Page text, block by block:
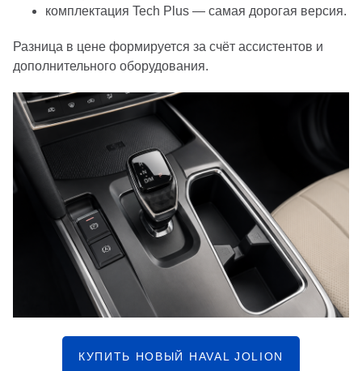
комплектация Tech Plus — самая дорогая версия.
Разница в цене формируется за счёт ассистентов и
дополнительного оборудования.
КУПИТЬ НОВЫЙ HAVAL JOLION